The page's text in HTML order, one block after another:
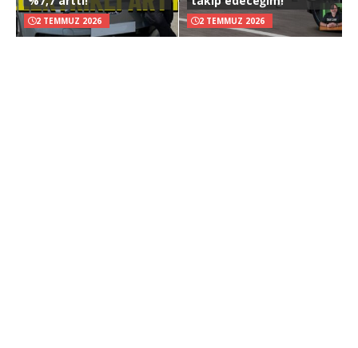
2 TEMMUZ 2026 2 TEMMUZ 2026